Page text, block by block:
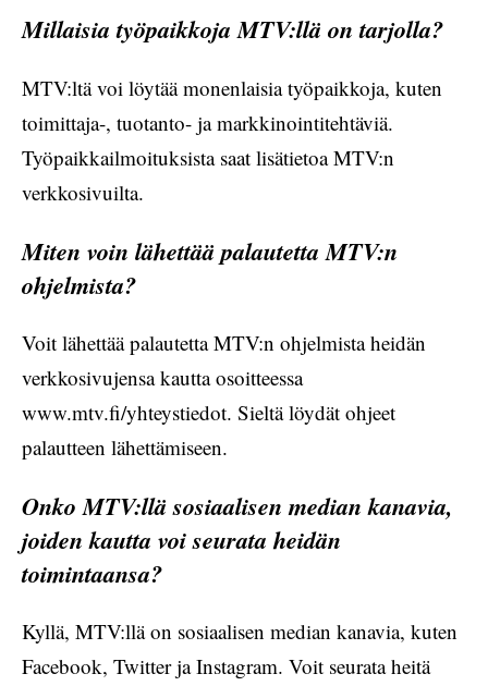
Millaisia työpaikkoja MTV:llä on tarjolla?
MTV:ltä voi löytää monenlaisia työpaikkoja, kuten
toimittaja-, tuotanto- ja markkinointitehtäviä.
Työpaikkailmoituksista saat lisätietoa MTV:n
verkkosivuilta.
Miten voin lähettää palautetta MTV:n
ohjelmista?
Voit lähettää palautetta MTV:n ohjelmista heidän
verkkosivujensa kautta osoitteessa
www.mtv.fi/yhteystiedot. Sieltä löydät ohjeet
palautteen lähettämiseen.
Onko MTV:llä sosiaalisen median kanavia,
joiden kautta voi seurata heidän
toimintaansa?
Kyllä, MTV:llä on sosiaalisen median kanavia, kuten
Facebook, Twitter ja Instagram. Voit seurata heitä